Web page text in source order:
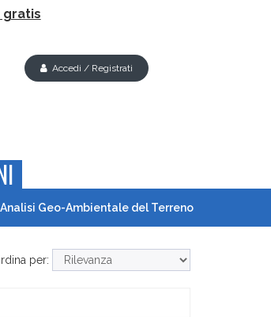
gratis
Accedi / Registrati
Analisi Geo-Ambientale del Terreno
per: